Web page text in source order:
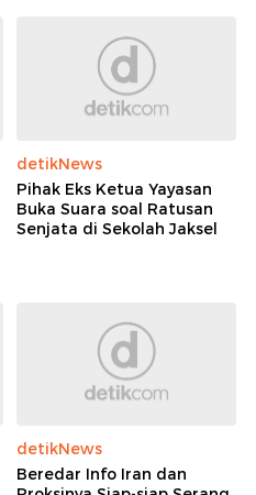
detikNews
Pihak Eks Ketua Yayasan
Buka Suara soal Ratusan
Senjata di Sekolah Jaksel
detikNews
Beredar Info Iran dan